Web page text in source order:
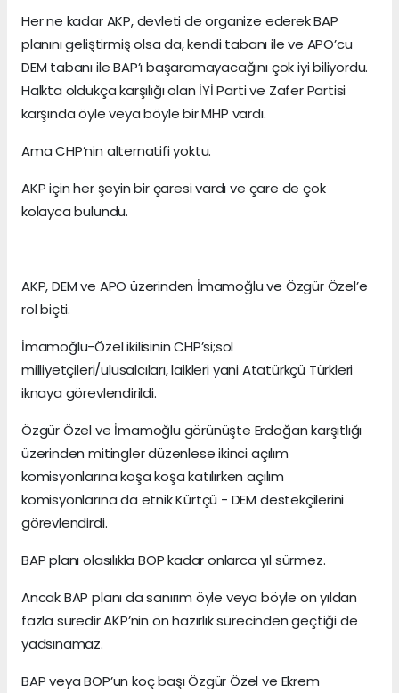
Her ne kadar AKP, devleti de organize ederek BAP
planını geliştirmiş olsa da, kendi tabanı ile ve APO’cu
DEM tabanı ile BAP’ı başaramayacağını çok iyi biliyordu.
Halkta oldukça karşılığı olan İYİ Parti ve Zafer Partisi
karşında öyle veya böyle bir MHP vardı.
Ama CHP’nin alternatifi yoktu.
AKP için her şeyin bir çaresi vardı ve çare de çok
kolayca bulundu.
AKP, DEM ve APO üzerinden İmamoğlu ve Özgür Özel’e
rol biçti.
İmamoğlu-Özel ikilisinin CHP’si;sol
milliyetçileri/ulusalcıları, laikleri yani Atatürkçü Türkleri
iknaya görevlendirildi.
Özgür Özel ve İmamoğlu görünüşte Erdoğan karşıtlığı
üzerinden mitingler düzenlese ikinci açılım
komisyonlarına koşa koşa katılırken açılım
komisyonlarına da etnik Kürtçü - DEM destekçilerini
görevlendirdi.
BAP planı olasılıkla BOP kadar onlarca yıl sürmez.
Ancak BAP planı da sanırım öyle veya böyle on yıldan
fazla süredir AKP’nin ön hazırlık sürecinden geçtiği de
yadsınamaz.
BAP veya BOP’un koç başı Özgür Özel ve Ekrem